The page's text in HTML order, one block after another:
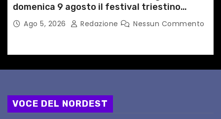
domenica 9 agosto il festival triestino
dedicato a Springsteen
Ago 5, 2026 Redazione Nessun Commento
VOCE DEL NORDEST